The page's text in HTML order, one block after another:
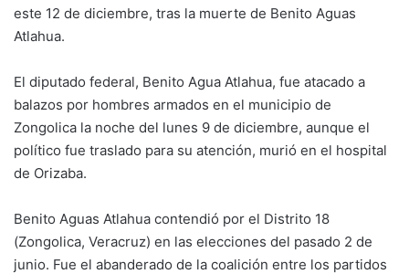
este 12 de diciembre, tras la muerte de Benito Aguas
Atlahua.
El diputado federal, Benito Agua Atlahua, fue atacado a
balazos por hombres armados en el municipio de
Zongolica la noche del lunes 9 de diciembre, aunque el
político fue traslado para su atención, murió en el hospital
de Orizaba.
Benito Aguas Atlahua contendió por el Distrito 18
(Zongolica, Veracruz) en las elecciones del pasado 2 de
junio. Fue el abanderado de la coalición entre los partidos